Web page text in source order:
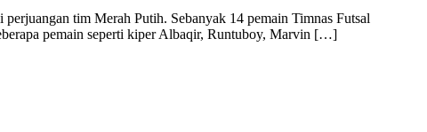
tim Merah Putih. Sebanyak 14 pemain Timnas Futsal
pemain seperti kiper Albaqir, Runtuboy, Marvin […]